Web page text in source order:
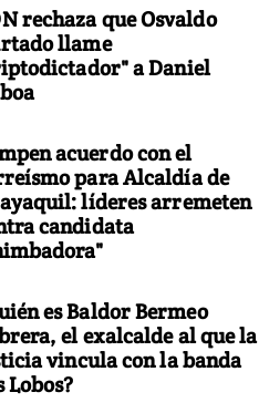
rechaza que Osvaldo
llame
a Daniel
acuerdo con el
para Alcaldía de
líderes arremeten
candidata
es Baldor Bermeo
el exalcalde al que la
vincula con la banda
Lobos?